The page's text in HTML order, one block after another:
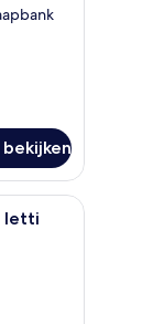
bekijken
minibar, een kluis op
letti